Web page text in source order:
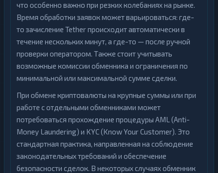
что особенно важно при резких колебаниях на рынке.
Время обработки заявок может варьироваться: где-
то зачисление Tether происходит автоматически в
течение нескольких минут, а где-то — после ручной
проверки оператором. Также стоит учитывать
возможные комиссии обменника и ограничения по
минимальной или максимальной сумме сделки.
При обмене криптовалюты на крупные суммы или при
работе с отдельными обменниками может
потребоваться прохождение процедуры AML (Anti-
Money Laundering) и KYC (Know Your Customer). Это
стандартная практика, направленная на соблюдение
законодательных требований и обеспечение
безопасности сделок. В некоторых случаях обменник